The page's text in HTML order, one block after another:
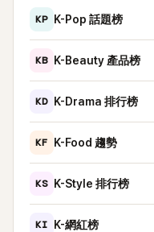
KP K-Pop 話題榜
KB K-Beauty 產品榜
KD K-Drama 排行榜
KF K-Food 趨勢
KS K-Style 排行榜
KI K-網紅榜